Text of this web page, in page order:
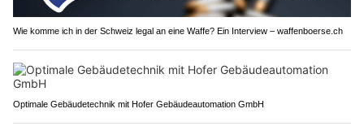
Wie komme ich in der Schweiz legal an eine Waffe? Ein Interview – waffenboerse.ch
Optimale Gebäudetechnik mit Hofer Gebäudeautomation GmbH